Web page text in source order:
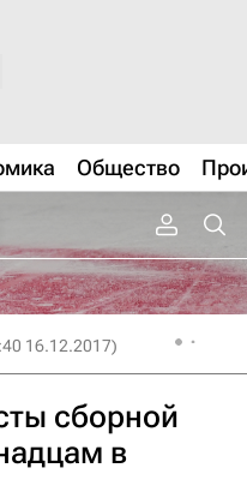
Общество
16.12.2017)
сборной
в